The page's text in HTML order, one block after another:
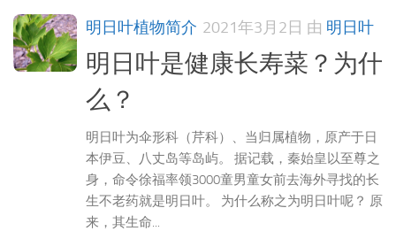
明日叶植物简介 2021年3月2日 由 明日叶
明日叶是健康长寿菜？为什
么？
明日叶为伞形科（芹科）、当归属植物，原产于日
本伊豆、八丈岛等岛屿。 据记载，秦始皇以至尊之
身，命令徐福率领3000童男童女前去海外寻找的长
生不老药就是明日叶。 为什么称之为明日叶呢？ 原
来，其生命...